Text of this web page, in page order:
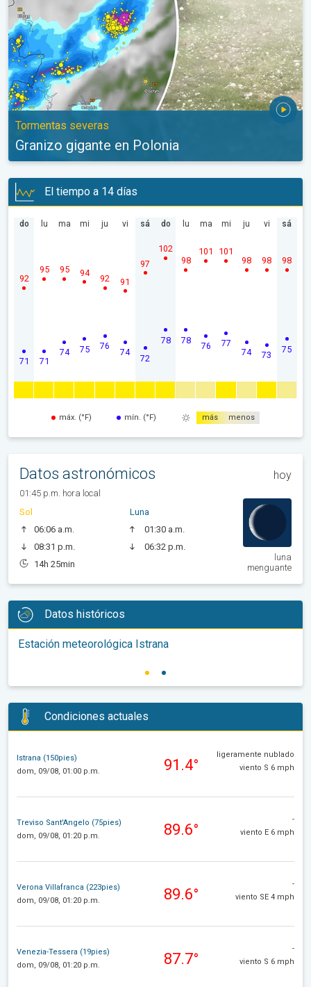
Tormentas severas
Granizo gigante en Polonia
El tiempo a 14 días
do
71
92
lu
71
95
ma
74
95
mi
75
94
ju
76
92
vi
74
91
sá
72
97
do
78
102
lu
78
98
ma
76
101
mi
77
101
ju
74
98
vi
73
98
sá
75
98
máx. (°F) mín. (°F) más menos
Datos astronómicos hoy
01:45 p.m. hora local
Sol
06:06 a.m.
08:31 p.m.
14h 25min
Luna
01:30 a.m.
06:32 p.m.
luna
menguante
Datos históricos
Estación meteorológica Istrana
Condiciones actuales
Istrana (150pies)
dom, 09/08, 01:00 p.m.
91.4°
ligeramente nublado
viento S 6 mph
Treviso Sant'Angelo (75pies)
dom, 09/08, 01:20 p.m.
89.6°
-
viento E 6 mph
Verona Villafranca (223pies)
dom, 09/08, 01:20 p.m.
89.6°
-
viento SE 4 mph
Venezia-Tessera (19pies)
dom, 09/08, 01:20 p.m.
87.7°
-
viento S 6 mph